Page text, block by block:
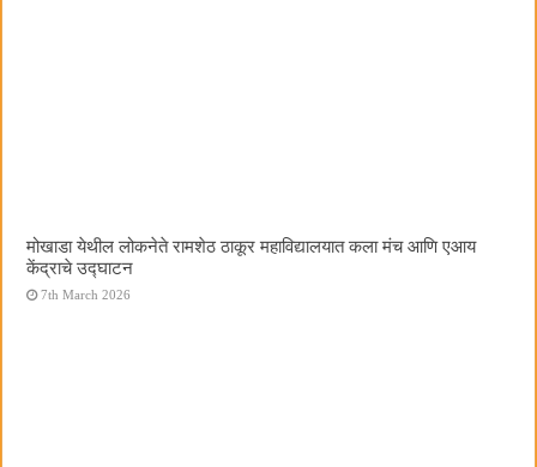
मोखाडा येथील लोकनेते रामशेठ ठाकूर महाविद्यालयात कला मंच आणि एआय
केंद्राचे उद्घाटन
7th March 2026